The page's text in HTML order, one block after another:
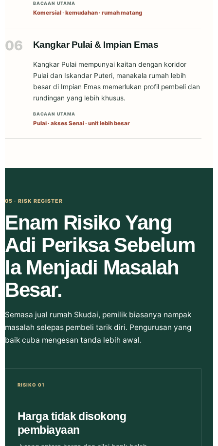
BACAAN UTAMA
Komersial · kemudahan · rumah matang
06 Kangkar Pulai & Impian Emas
Kangkar Pulai mempunyai kaitan dengan koridor
Pulai dan Iskandar Puteri, manakala rumah lebih
besar di Impian Emas memerlukan profil pembeli dan
rundingan yang lebih khusus.
BACAAN UTAMA
Pulai · akses Senai · unit lebih besar
05 · RISK REGISTER
Enam Risiko Yang
Adi Periksa Sebelum
Ia Menjadi Masalah
Besar.
Semasa jual rumah Skudai, pemilik biasanya nampak
masalah selepas pembeli tarik diri. Pengurusan yang
baik cuba mengesan tanda lebih awal.
RISIKO 01
Harga tidak disokong
pembiayaan